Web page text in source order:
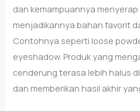
dan kemampuannya
menjadikannya bahan favorit
Contohnya seperti loose
eyeshadow. Produk yang
cenderung terasa lebih halus
dan memberikan hasil akhir